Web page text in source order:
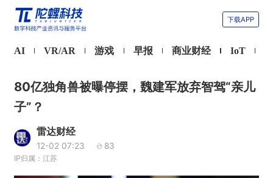
下载APP
AI VR/AR 游戏 早报 商业财经 IoT
80亿独角兽被曝停摆，魏建军放弃智驾“亲儿
子”？
雷达财经
12-02 07:23 83
IP归属：江苏